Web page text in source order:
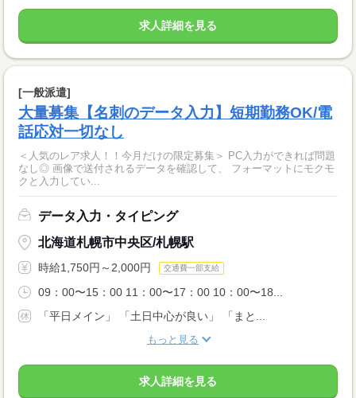
求人詳細を見る
[一般派遣]
大量募集【名刺のデータ入力】短期勤務OK/電
話応対一切なし
＜人気のレア求人！！今月だけの限定募集＞ PC入力ができれば問題
なし◎ 画像で送付されるデータを確認して、 フォーマットにモクモ
クと入力してい...
データ入力・タイピング
北海道札幌市中央区/札幌駅
時給1,750円～2,000円 交通費一部支給
09：00〜15：00 11：00〜17：00 10：00〜18...
「平日メイン」 「土日中心が良い」 「まと...
もっと見る
求人詳細を見る